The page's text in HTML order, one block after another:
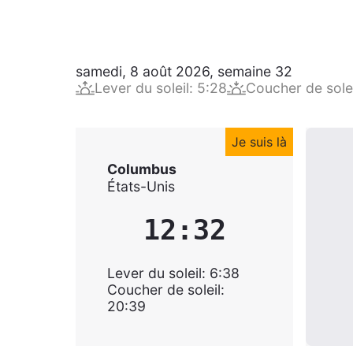
samedi, 8 août 2026, semaine 32
Lever du soleil: 5:28 Coucher de
Je suis là
Columbus
États-Unis
12:32
Lever du soleil: 6:38
Coucher de soleil:
20:39